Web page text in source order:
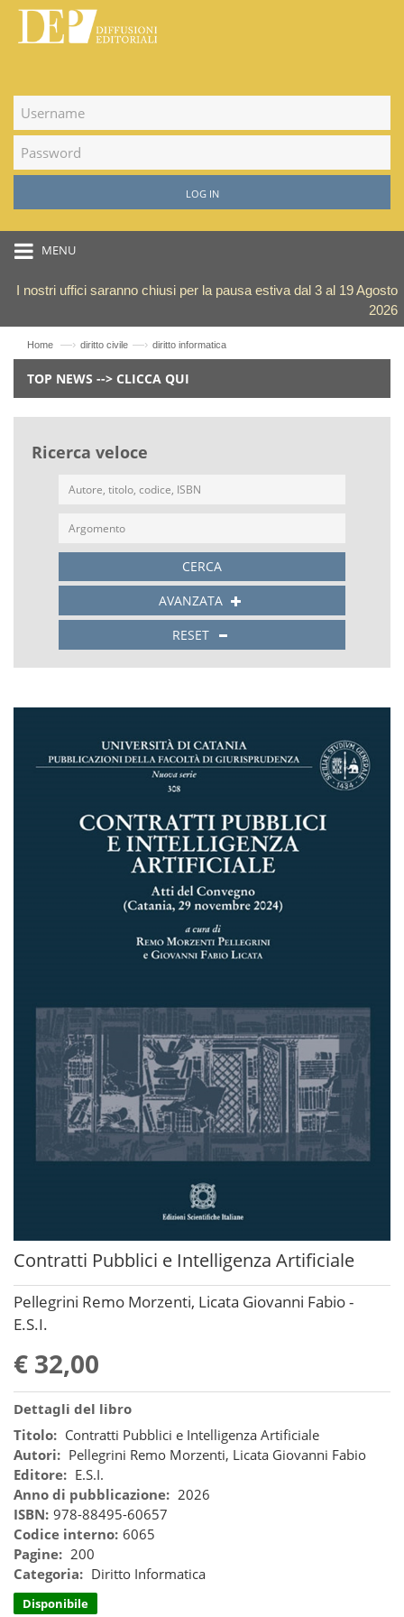
LOG IN
MENU
I nostri uffici saranno chiusi per la pausa estiva dal 3 al 19 Agosto
2026
Home —› diritto civile —› diritto informatica
TOP NEWS --> CLICCA QUI
Ricerca veloce
CERCA
AVANZATA
RESET
Contratti Pubblici e Intelligenza Artificiale
Pellegrini Remo Morzenti, Licata Giovanni Fabio -
E.S.I.
€ 32,00
Dettagli del libro
Titolo: Contratti Pubblici e Intelligenza Artificiale
Autori: Pellegrini Remo Morzenti, Licata Giovanni Fabio
Editore: E.S.I.
Anno di pubblicazione: 2026
ISBN: 978-88495-60657
Codice interno: 6065
Pagine: 200
Categoria: Diritto Informatica
Disponibile